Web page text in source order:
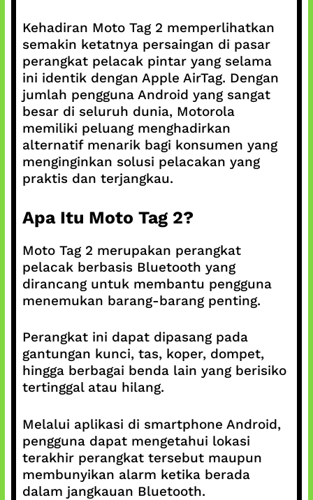
Kehadiran Moto Tag 2 memperlihatkan
semakin ketatnya persaingan di pasar
perangkat pelacak pintar yang selama
ini identik dengan Apple AirTag. Dengan
jumlah pengguna Android yang sangat
besar di seluruh dunia, Motorola
memiliki peluang menghadirkan
alternatif menarik bagi konsumen yang
menginginkan solusi pelacakan yang
praktis dan terjangkau.
Apa Itu Moto Tag 2?
Moto Tag 2 merupakan perangkat
pelacak berbasis Bluetooth yang
dirancang untuk membantu pengguna
menemukan barang-barang penting.
Perangkat ini dapat dipasang pada
gantungan kunci, tas, koper, dompet,
hingga berbagai benda lain yang berisiko
tertinggal atau hilang.
Melalui aplikasi di smartphone Android,
pengguna dapat mengetahui lokasi
terakhir perangkat tersebut maupun
membunyikan alarm ketika berada
dalam jangkauan Bluetooth.